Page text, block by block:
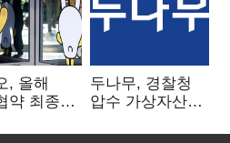
, 올해
약 최종
려금
두나무, 경찰청
압수 가상자산
커스터디 사업